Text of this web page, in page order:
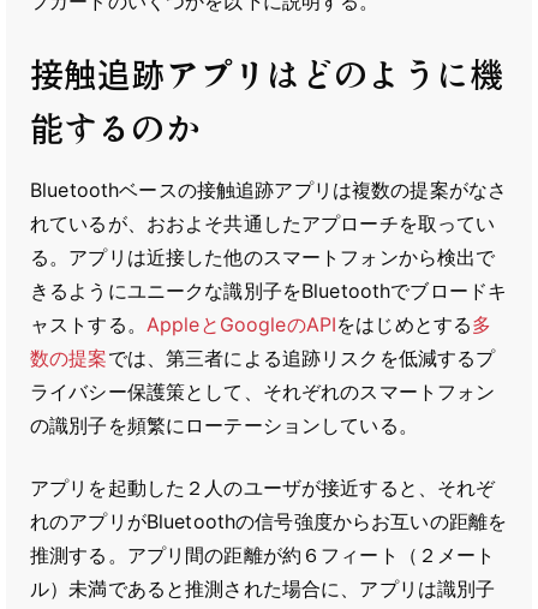
接触追跡アプリはどのように機
能するのか
Bluetoothベースの接触追跡アプリは複数の提案がなさ
れているが、おおよそ共通したアプローチを取ってい
る。アプリは近接した他のスマートフォンから検出で
きるようにユニークな識別子をBluetoothでブロードキ
ャストする。 AppleとGoogleのAPIをはじめとする多
数の提案では、第三者による追跡リスクを低減するプ
ライバシー保護策として、それぞれのスマートフォン
の識別子を頻繁にローテーションしている。
アプリを起動した２人のユーザが接近すると、それぞ
れのアプリがBluetoothの信号強度からお互いの距離を
推測する。アプリ間の距離が約６フィート（２メート
ル）未満であると推測された場合に、アプリは識別子